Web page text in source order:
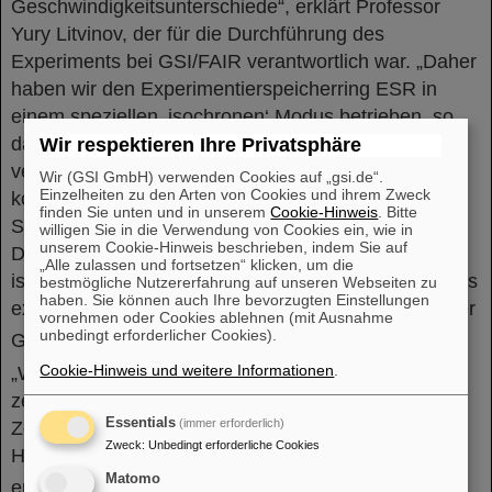
Geschwindigkeitsunterschiede“, erklärt Professor
Yury Litvinov, der für die Durchführung des
Experiments bei GSI/FAIR verantwortlich war. „Daher
haben wir den Experimentierspeicherring ESR in
einem speziellen ‚isochronen‘ Modus betrieben, so
dass die Unterschiede in der Geschwindigkeit durch
verschiedene Längen der Ionenbahnen exakt
kompensiert werden und somit alle Ionen einer
Spezies identische Umlauffrequenzen haben.
Dadurch konnten wir den Grundzustand und den
isomeren Zustand der Germanium-72-Ionen trotz des
extrem geringen relativen Massenunterschieds in der
Größenordnung von 10-6zuverlässig trennen.“
„Wir haben jedes Ion im isomeren Zustand
zerstörungsfrei verfolgt und den Zeitpunkt seines
Zerfalls genau bestimmt. Auf diese Weise wurde die
Halbwertszeit für den Doppel-Gamma-Zerfall des
Wir respektieren Ihre Privatsphäre
Wir (GSI GmbH) verwenden Cookies auf „gsi.de“.
Einzelheiten zu den Arten von Cookies und ihrem Zweck
finden Sie unten und in unseremCookie-Hinweis . Bitte
willigen Sie in die Verwendung von Cookies ein, wie in
unserem Cookie-Hinweis beschrieben, indem Sie auf
„Alle zulassen und fortsetzen“ klicken, um die
bestmögliche Nutzererfahrung auf unseren Webseiten zu
haben. Sie können auch Ihre bevorzugten Einstellungen
vornehmen oder Cookies ablehnen (mit Ausnahme
unbedingt erforderlicher Cookies).
Cookie-Hinweis und weitere Informationen
Essentials (immer erforderlich)
Zweck: Unbedingt erforderliche Cookies
Matomo